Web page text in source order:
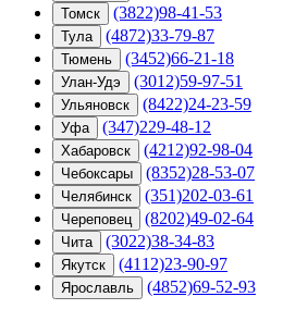
Томск (3822)98-41-53
Тула (4872)33-79-87
Тюмень (3452)66-21-18
Улан-Удэ (3012)59-97-51
Ульяновск (8422)24-23-59
Уфа (347)229-48-12
Хабаровск (4212)92-98-04
Чебоксары (8352)28-53-07
Челябинск (351)202-03-61
Череповец (8202)49-02-64
Чита (3022)38-34-83
Якутск (4112)23-90-97
Ярославль (4852)69-52-93